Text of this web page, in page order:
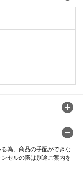
為、商品の手配ができな
セルの際は別途ご案内を